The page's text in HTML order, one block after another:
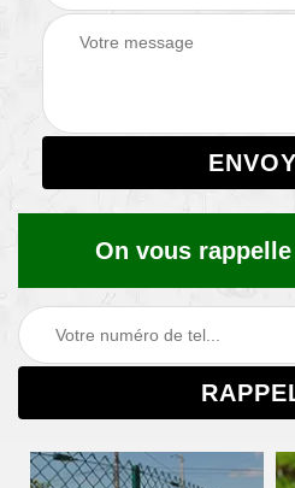
On vous